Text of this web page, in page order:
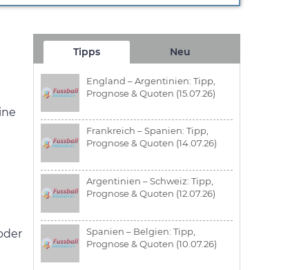
Tipps Neu
England – Argentinien: Tipp,
Prognose & Quoten (15.07.26)
Frankreich – Spanien: Tipp,
Prognose & Quoten (14.07.26)
Argentinien – Schweiz: Tipp,
Prognose & Quoten (12.07.26)
Spanien – Belgien: Tipp,
Prognose & Quoten (10.07.26)